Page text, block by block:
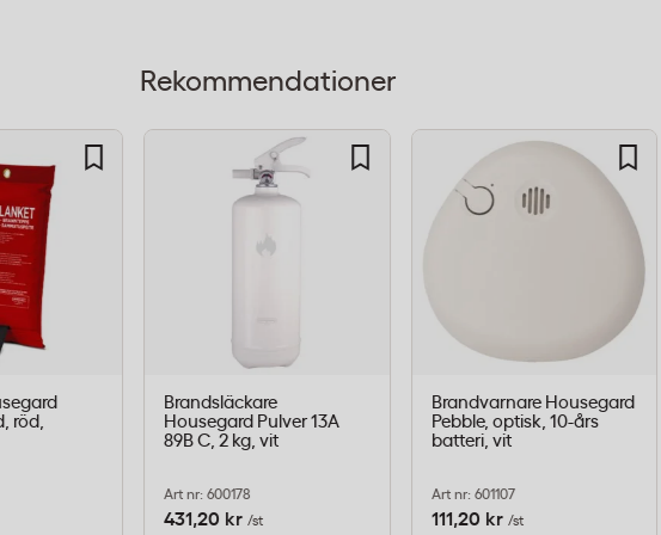
2 kg pulver får du
att förvara i bilen,
vätskor, gaser)
Rekommendationer
röd,
Brandsläckare
Housegard Pulver 13A
89B C, 2 kg, vit
Art nr: 600178
431,20 kr /st
Brandvarnare Housegard
Pebble, optisk, 10-års
batteri, vit
Art nr: 601107
111,20 kr /st